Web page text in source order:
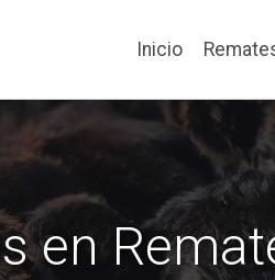
Inicio
en